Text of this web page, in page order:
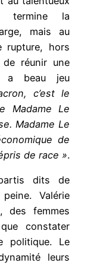
termine la
mais au
rupture, hors
réunir une
a beau jeu
c’est le
Madame Le
Madame Le
de
de race ».
dits de
Valérie
des femmes
constater
politique. Le
leurs